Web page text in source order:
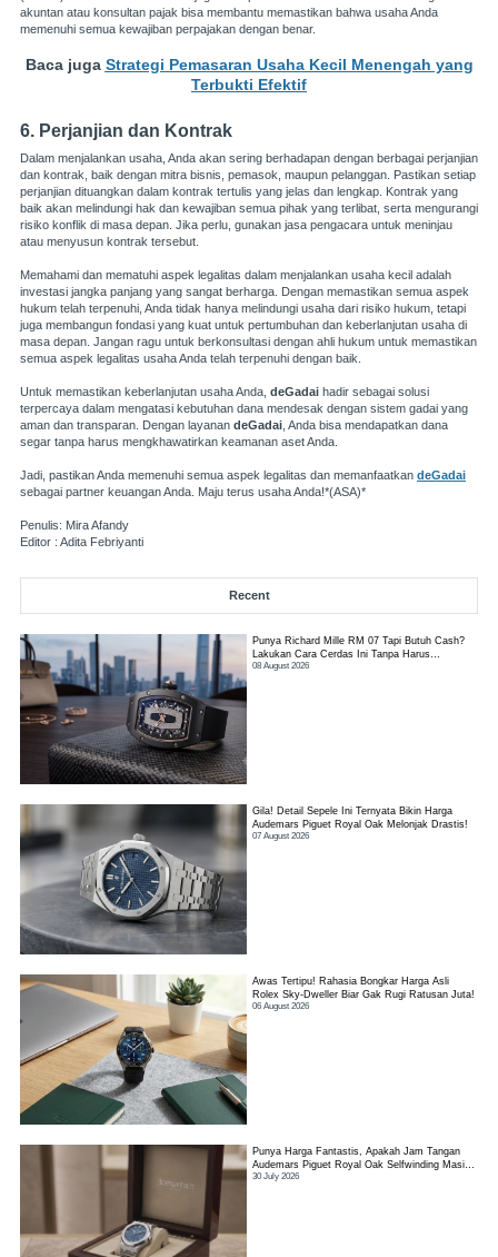
akuntan atau konsultan pajak bisa membantu memastikan bahwa usaha Anda
memenuhi semua kewajiban perpajakan dengan benar.
Baca juga Strategi Pemasaran Usaha Kecil Menengah yang
Terbukti Efektif
6. Perjanjian dan Kontrak
Dalam menjalankan usaha, Anda akan sering berhadapan dengan berbagai perjanjian
dan kontrak, baik dengan mitra bisnis, pemasok, maupun pelanggan. Pastikan setiap
perjanjian dituangkan dalam kontrak tertulis yang jelas dan lengkap. Kontrak yang
baik akan melindungi hak dan kewajiban semua pihak yang terlibat, serta mengurangi
risiko konflik di masa depan. Jika perlu, gunakan jasa pengacara untuk meninjau
atau menyusun kontrak tersebut.
Memahami dan mematuhi aspek legalitas dalam menjalankan usaha kecil adalah
investasi jangka panjang yang sangat berharga. Dengan memastikan semua aspek
hukum telah terpenuhi, Anda tidak hanya melindungi usaha dari risiko hukum, tetapi
juga membangun fondasi yang kuat untuk pertumbuhan dan keberlanjutan usaha di
masa depan. Jangan ragu untuk berkonsultasi dengan ahli hukum untuk memastikan
semua aspek legalitas usaha Anda telah terpenuhi dengan baik.
Untuk memastikan keberlanjutan usaha Anda, deGadai hadir sebagai solusi
terpercaya dalam mengatasi kebutuhan dana mendesak dengan sistem gadai yang
aman dan transparan. Dengan layanan deGadai , Anda bisa mendapatkan dana
segar tanpa harus mengkhawatirkan keamanan aset Anda.
Jadi, pastikan Anda memenuhi semua aspek legalitas dan memanfaatkan deGadai
sebagai partner keuangan Anda. Maju terus usaha Anda!*(ASA)*
Penulis: Mira Afandy
Editor : Adita Febriyanti
Recent
Punya Richard Mille RM 07 Tapi Butuh Cash?
Lakukan Cara Cerdas Ini Tanpa Harus
Kehilangan Jam!
08 August 2026
Gila! Detail Sepele Ini Ternyata Bikin Harga
Audemars Piguet Royal Oak Melonjak Drastis!
07 August 2026
Awas Tertipu! Rahasia Bongkar Harga Asli
Rolex Sky-Dweller Biar Gak Rugi Ratusan Juta!
06 August 2026
Punya Harga Fantastis, Apakah Jam Tangan
Audemars Piguet Royal Oak Selfwinding Masih
Worth It?
30 July 2026